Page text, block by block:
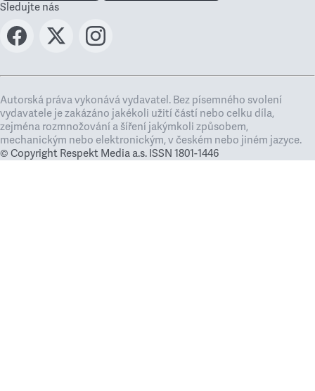
Sledujte nás
Autorská práva vykonává vydavatel. Bez písemného svolení
vydavatele je zakázáno jakékoli užití částí nebo celku díla,
zejména rozmnožování a šíření jakýmkoli způsobem,
mechanickým nebo elektronickým, v českém nebo jiném jazyce.
© Copyright Respekt Media a.s. ISSN 1801-1446